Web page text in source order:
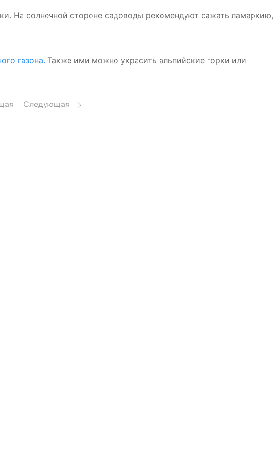
На солнечной стороне садоводы рекомендуют сажать ламаркию,
газона. Также ими можно украсить альпийские горки или
Следующая